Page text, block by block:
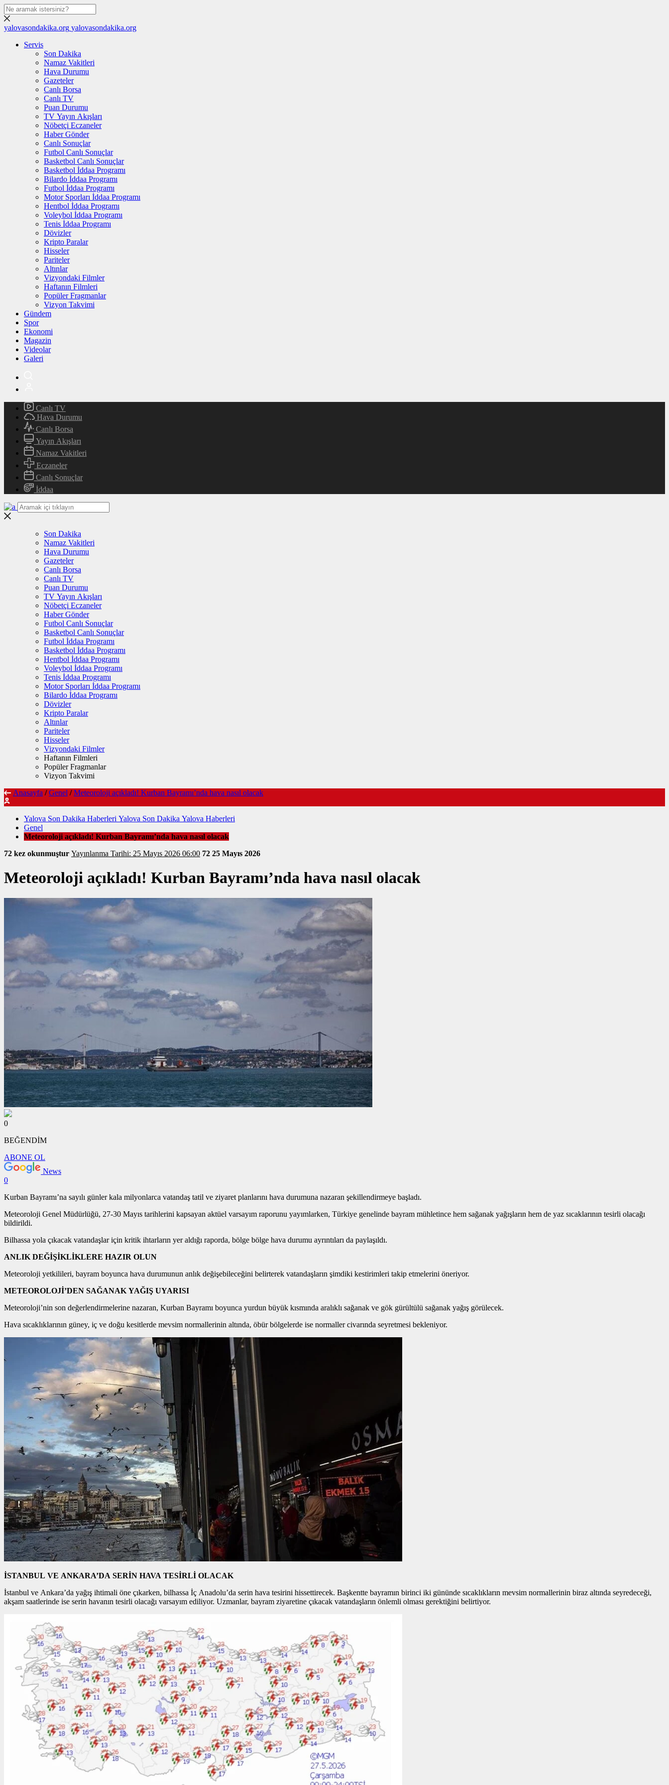
yalovasondakika.org yalovasondakika.org
Servis
Son Dakika
Namaz Vakitleri
Hava Durumu
Gazeteler
Canlı Borsa
Canlı TV
Puan Durumu
TV Yayın Akışları
Nöbetçi Eczaneler
Haber Gönder
Canlı Sonuçlar
Futbol Canlı Sonuçlar
Basketbol Canlı Sonuçlar
Basketbol İddaa Programı
Bilardo İddaa Programı
Futbol İddaa Programı
Motor Sporları İddaa Programı
Hentbol İddaa Programı
Voleybol İddaa Programı
Tenis İddaa Programı
Dövizler
Kripto Paralar
Hisseler
Pariteler
Altınlar
Vizyondaki Filmler
Haftanın Filmleri
Popüler Fragmanlar
Vizyon Takvimi
Gündem
Spor
Ekonomi
Magazin
Videolar
Galeri
Canlı TV
Hava Durumu
Canlı Borsa
Yayın Akışları
Namaz Vakitleri
Eczaneler
Canlı Sonuçlar
İddaa
Son Dakika
Namaz Vakitleri
Hava Durumu
Gazeteler
Canlı Borsa
Canlı TV
Puan Durumu
TV Yayın Akışları
Nöbetçi Eczaneler
Haber Gönder
Futbol Canlı Sonuçlar
Basketbol Canlı Sonuçlar
Futbol İddaa Programı
Basketbol İddaa Programı
Hentbol İddaa Programı
Voleybol İddaa Programı
Tenis İddaa Programı
Motor Sporları İddaa Programı
Bilardo İddaa Programı
Dövizler
Kripto Paralar
Altınlar
Pariteler
Hisseler
Vizyondaki Filmler
Haftanın Filmleri
Popüler Fragmanlar
Vizyon Takvimi
Anasayfa / Genel / Meteoroloji açıkladı! Kurban Bayramı’nda hava nasıl olacak
Yalova Son Dakika Haberleri Yalova Son Dakika Yalova Haberleri
Genel
Meteoroloji açıkladı! Kurban Bayramı’nda hava nasıl olacak
72 kez okunmuştur
Yayınlanma Tarihi: 25 Mayıs 2026 06:00 72 25 Mayıs 2026
Meteoroloji açıkladı! Kurban Bayramı’nda hava nasıl olacak
0
BEĞENDİM
ABONE OL
News
0
Kurban Bayramı’na sayılı günler kala milyonlarca vatandaş tatil ve ziyaret planlarını hava durumuna nazaran şekillendirmeye başladı.
Meteoroloji Genel Müdürlüğü, 27-30 Mayıs tarihlerini kapsayan aktüel varsayım raporunu yayımlarken, Türkiye genelinde bayram mühletince hem sağanak yağışların hem de yaz sıcaklarının tesirli olacağı
bildirildi.
Bilhassa yola çıkacak vatandaşlar için kritik ihtarların yer aldığı raporda, bölge bölge hava durumu ayrıntıları da paylaşıldı.
ANLIK DEĞİŞİKLİKLERE HAZIR OLUN
Meteoroloji yetkilileri, bayram boyunca hava durumunun anlık değişebileceğini belirterek vatandaşların şimdiki kestirimleri takip etmelerini öneriyor.
METEOROLOJİ’DEN SAĞANAK YAĞIŞ UYARISI
Meteoroloji’nin son değerlendirmelerine nazaran, Kurban Bayramı boyunca yurdun büyük kısmında aralıklı sağanak ve gök gürültülü sağanak yağış görülecek.
Hava sıcaklıklarının güney, iç ve doğu kesitlerde mevsim normallerinin altında, öbür bölgelerde ise normaller civarında seyretmesi bekleniyor.
İSTANBUL VE ANKARA’DA SERİN HAVA TESİRLİ OLACAK
İstanbul ve Ankara’da yağış ihtimali öne çıkarken, bilhassa İç Anadolu’da serin hava tesirini hissettirecek. Başkentte bayramın birinci iki gününde sıcaklıkların mevsim normallerinin biraz altında seyredeceği,
akşam saatlerinde ise serin havanın tesirli olacağı varsayım ediliyor. Uzmanlar, bayram ziyaretine çıkacak vatandaşların önlemli olması gerektiğini belirtiyor.